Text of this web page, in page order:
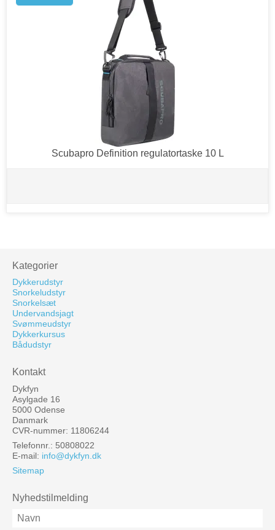
Scubapro Definition regulatortaske 10 L
Kategorier
Dykkerudstyr
Snorkeludstyr
Snorkelsæt
Undervandsjagt
Svømmeudstyr
Dykkerkursus
Bådudstyr
Kontakt
Dykfyn
Asylgade 16
5000 Odense
Danmark
CVR-nummer: 11806244
Telefonnr.: 50808022
E-mail: info@dykfyn.dk
Sitemap
Nyhedstilmelding